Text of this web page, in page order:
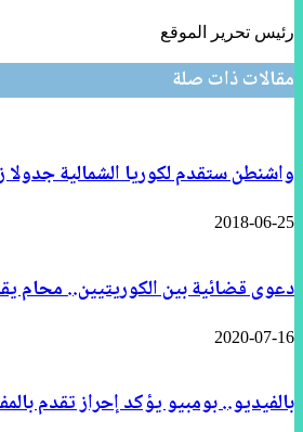
رئيس تحرير الموقع
مقالات ذات صلة
واشنطن ستقدم لكوريا الشمالية
2018-06-25
دعوى قضائية بين الكوريتيين.. محام
2020-07-16
بالفيديو.. بومبيو يؤكد إحراز تقدم